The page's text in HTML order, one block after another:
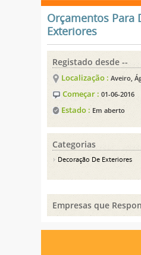
Orçamentos Para
Exteriores
Registado desde --
Localização : Aveiro,
Começar : 01-06-2016
Estado : Em aberto
Categorias
Decoração De Exteriores
Empresas que